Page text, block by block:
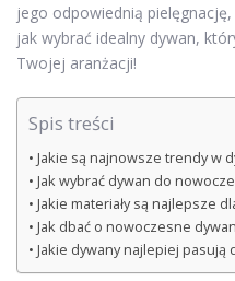
jego odpowiednią pielęgnację,
jak wybrać idealny dywan,
Twojej aranżacji!
Spis treści
Jakie są najnowsze trendy w
Jak wybrać dywan do
Jakie materiały są najlepsze
Jak dbać o nowoczesne
Jakie dywany najlepiej pasują